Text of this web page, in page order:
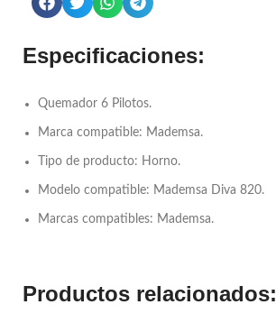
Especificaciones:
Quemador 6 Pilotos.
Marca compatible: Mademsa.
Tipo de producto: Horno.
Modelo compatible: Mademsa Diva 820.
Marcas compatibles: Mademsa.
Productos relacionados: